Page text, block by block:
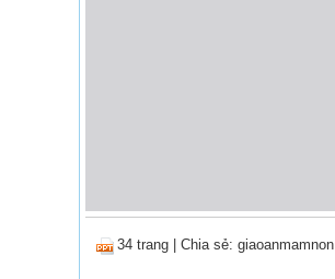
34 trang Chia sẻ: giaoanmamnon